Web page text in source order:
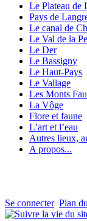
Le Plateau de
Pays de
Le canal de
Le Val de la
Le Der
Le Bassigny
Le Haut-Pays
Le Vallage
Les Monts
La Vôge
Flore et faune
L’art et l’eau
Autres lieux,
A propos...
Se connecter Plan